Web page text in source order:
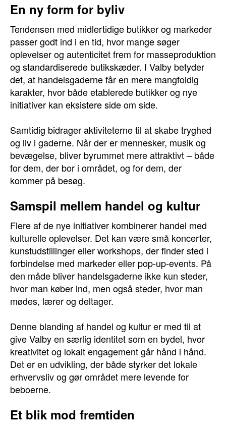
En ny form for byliv
Tendensen med midlertidige butikker og markeder
passer godt ind i en tid, hvor mange søger
oplevelser og autenticitet frem for masseproduktion
og standardiserede butikskæder. I Valby betyder
det, at handelsgaderne får en mere mangfoldig
karakter, hvor både etablerede butikker og nye
initiativer kan eksistere side om side.
Samtidig bidrager aktiviteterne til at skabe tryghed
og liv i gaderne. Når der er mennesker, musik og
bevægelse, bliver byrummet mere attraktivt – både
for dem, der bor i området, og for dem, der
kommer på besøg.
Samspil mellem handel og kultur
Flere af de nye initiativer kombinerer handel med
kulturelle oplevelser. Det kan være små koncerter,
kunstudstillinger eller workshops, der finder sted i
forbindelse med markeder eller pop-up-events. På
den måde bliver handelsgaderne ikke kun steder,
hvor man køber ind, men også steder, hvor man
mødes, lærer og deltager.
Denne blanding af handel og kultur er med til at
give Valby en særlig identitet som en bydel, hvor
kreativitet og lokalt engagement går hånd i hånd.
Det er en udvikling, der både styrker det lokale
erhvervsliv og gør området mere levende for
beboerne.
Et blik mod fremtiden